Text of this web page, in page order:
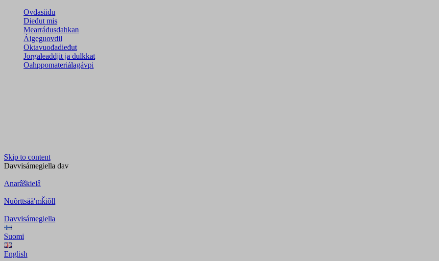
Ovdasiidu
Dieđut mis
Mearrádusdahkan
Áigeguovdil
Oktavuođadieđut
Jorgaleaddjit ja dulkkat
Oahppomateriálagávpi
Skip to content
Davvisámegiella dav
Anarâškielâ
Nuõrttsääʹmǩiõll
Davvisámegiella
Suomi
English